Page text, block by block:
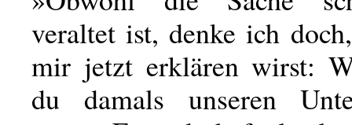
veraltet ist, denke ich
mir jetzt erklären wirst:
du damals unseren